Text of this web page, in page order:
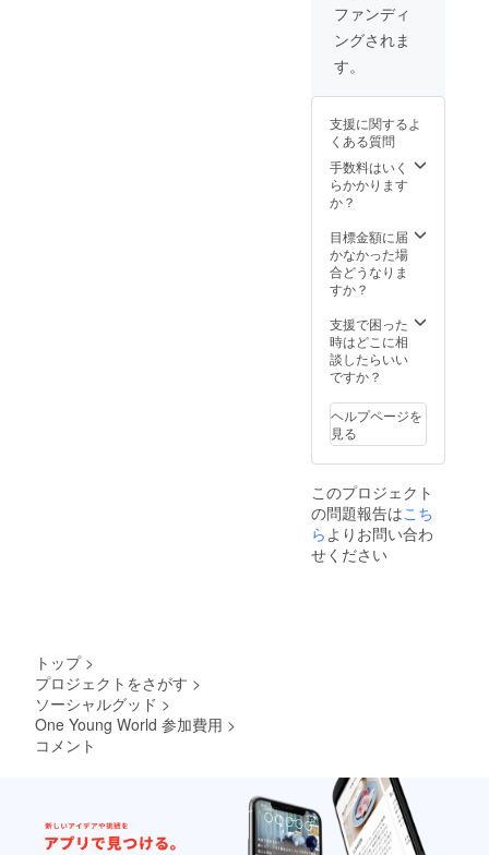
ファンディ
ングされま
す。
支援に関するよ
くある質問
手数料はいく
らかかります
か？
目標金額に届
かなかった場
合どうなりま
すか？
支援で困った
時はどこに相
談したらいい
ですか？
ヘルプページを
見る
このプロジェクト
の問題報告はこち
らよりお問い合わ
せください
トップ >
プロジェクトをさがす >
ソーシャルグッド >
One Young World 参加費用 >
コメント